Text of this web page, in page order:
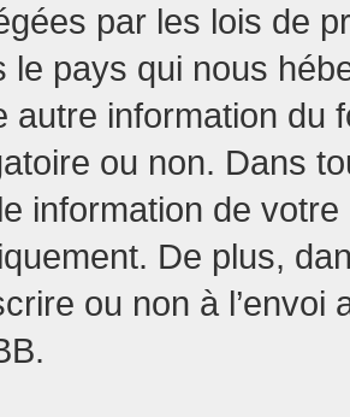
par les lois de
le pays qui nous
autre information du
ou non. Dans
information de
De plus,
ou non à l’envoi